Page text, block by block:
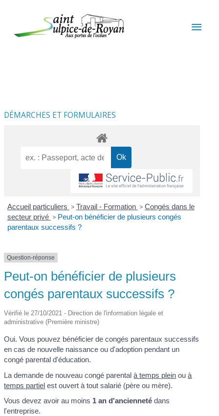
DÉMARCHES ET FORMULAIRES
Accueil particuliers > Travail - Formation > Congés dans le
secteur privé > Peut-on bénéficier de plusieurs congés
parentaux successifs ?
Question-réponse
Peut-on bénéficier de plusieurs
congés parentaux successifs ?
Vérifié le 27/10/2021 - Direction de l'information légale et
administrative (Première ministre)
Oui. Vous pouvez bénéficier de congés parentaux successifs
en cas de nouvelle naissance ou d'adoption pendant un
congé parental d'éducation.
La demande de nouveau congé parentalà temps plein ouà
temps partiel est ouvert à tout salarié (père ou mère).
Vous devez avoir au moins 1 an d'ancienneté dans
l'entreprise.